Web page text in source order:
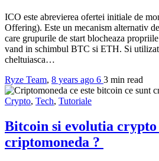
ICO este abrevierea ofertei initiale de
Offering). Este un mecanism alternativ
care grupurile de start blocheaza
vand in schimbul BTC si ETH. Si
cheltuiasca…
Ryze Team, 8 years ago 6 3 min read
Crypto, Tech, Tutoriale
Bitcoin si evolutia crypto
criptomoneda ?